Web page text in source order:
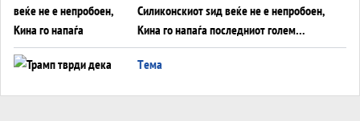
Силиконскиот ѕид веќе не е непробоен,
Кина го напаѓа последниот голем
монопол на Западот?
Tема